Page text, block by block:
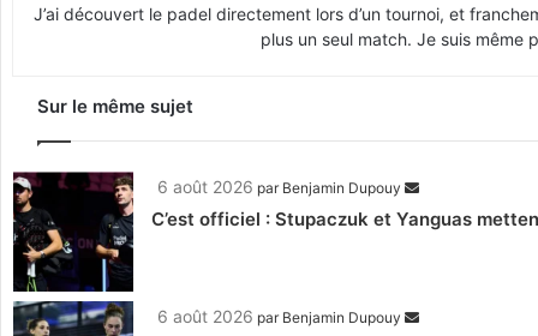
J’ai découvert le padel directement lors d’un tournoi, et
plus un seul match. Je suis même
Sur le même sujet
6 août 2026 par Benjamin Dupouy
C’est officiel : Stupaczuk et Yanguas
6 août 2026 par Benjamin Dupouy